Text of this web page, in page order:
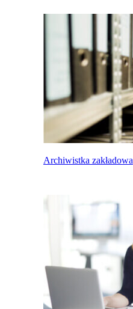
Archiwistka zakładowa